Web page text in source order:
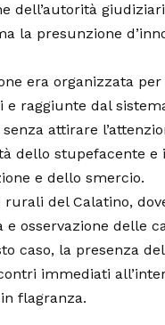
dell’autorità
la presunzione
era organizzata per
raggiunte dal
attirare
dello stupefacente e
e dello smercio.
del Calatino,
osservazione delle
caso, la presenza
immediati
flagranza.